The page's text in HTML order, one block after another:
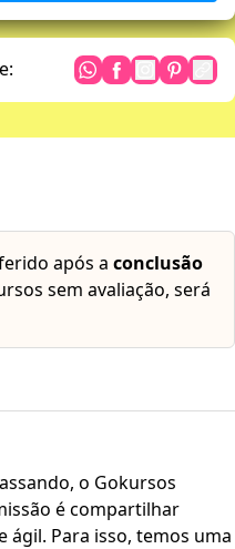
após a conclusão
sem avaliação, será
o Gokursos
é compartilhar
uma